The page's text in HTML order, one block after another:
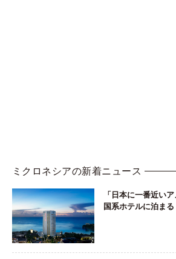
ミクロネシアの新着ニュース
「日本に一番近い
国系ホテルに泊まる